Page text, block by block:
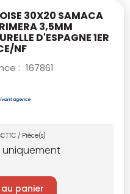
30X20 SAMACA
3,5MM
D'ESPAGNE 1ER
NF
: 167861
€TTC / Pièce(s)
panier